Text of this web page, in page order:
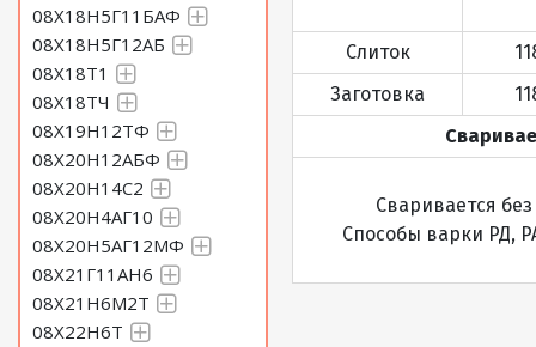
08Х18Н5Г11БАФ
08Х18Н5Г12АБ
08Х18Т1
08Х18ТЧ
08Х19Н12ТФ
08Х20Н12АБФ
08Х20Н14С2
08Х20Н4АГ10
08Х20Н5АГ12МФ
08Х21Г11АН6
08Х21Н6М2Т
08Х22Н6Т
Слиток
Заготовка
Сваривается
Способы варки РД,